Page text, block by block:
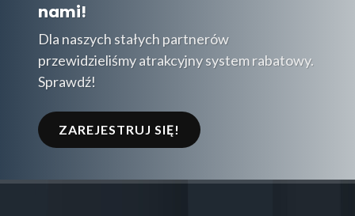
nami!
Dla naszych stałych partnerów
przewidzieliśmy atrakcyjny system rabatowy.
Sprawdź!
ZAREJESTRUJ SIĘ!